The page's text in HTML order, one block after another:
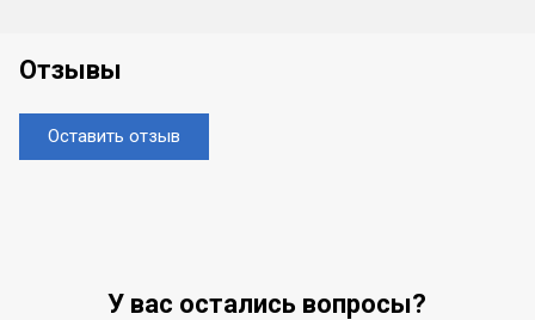
Отзывы
Оставить отзыв
У вас остались вопросы?